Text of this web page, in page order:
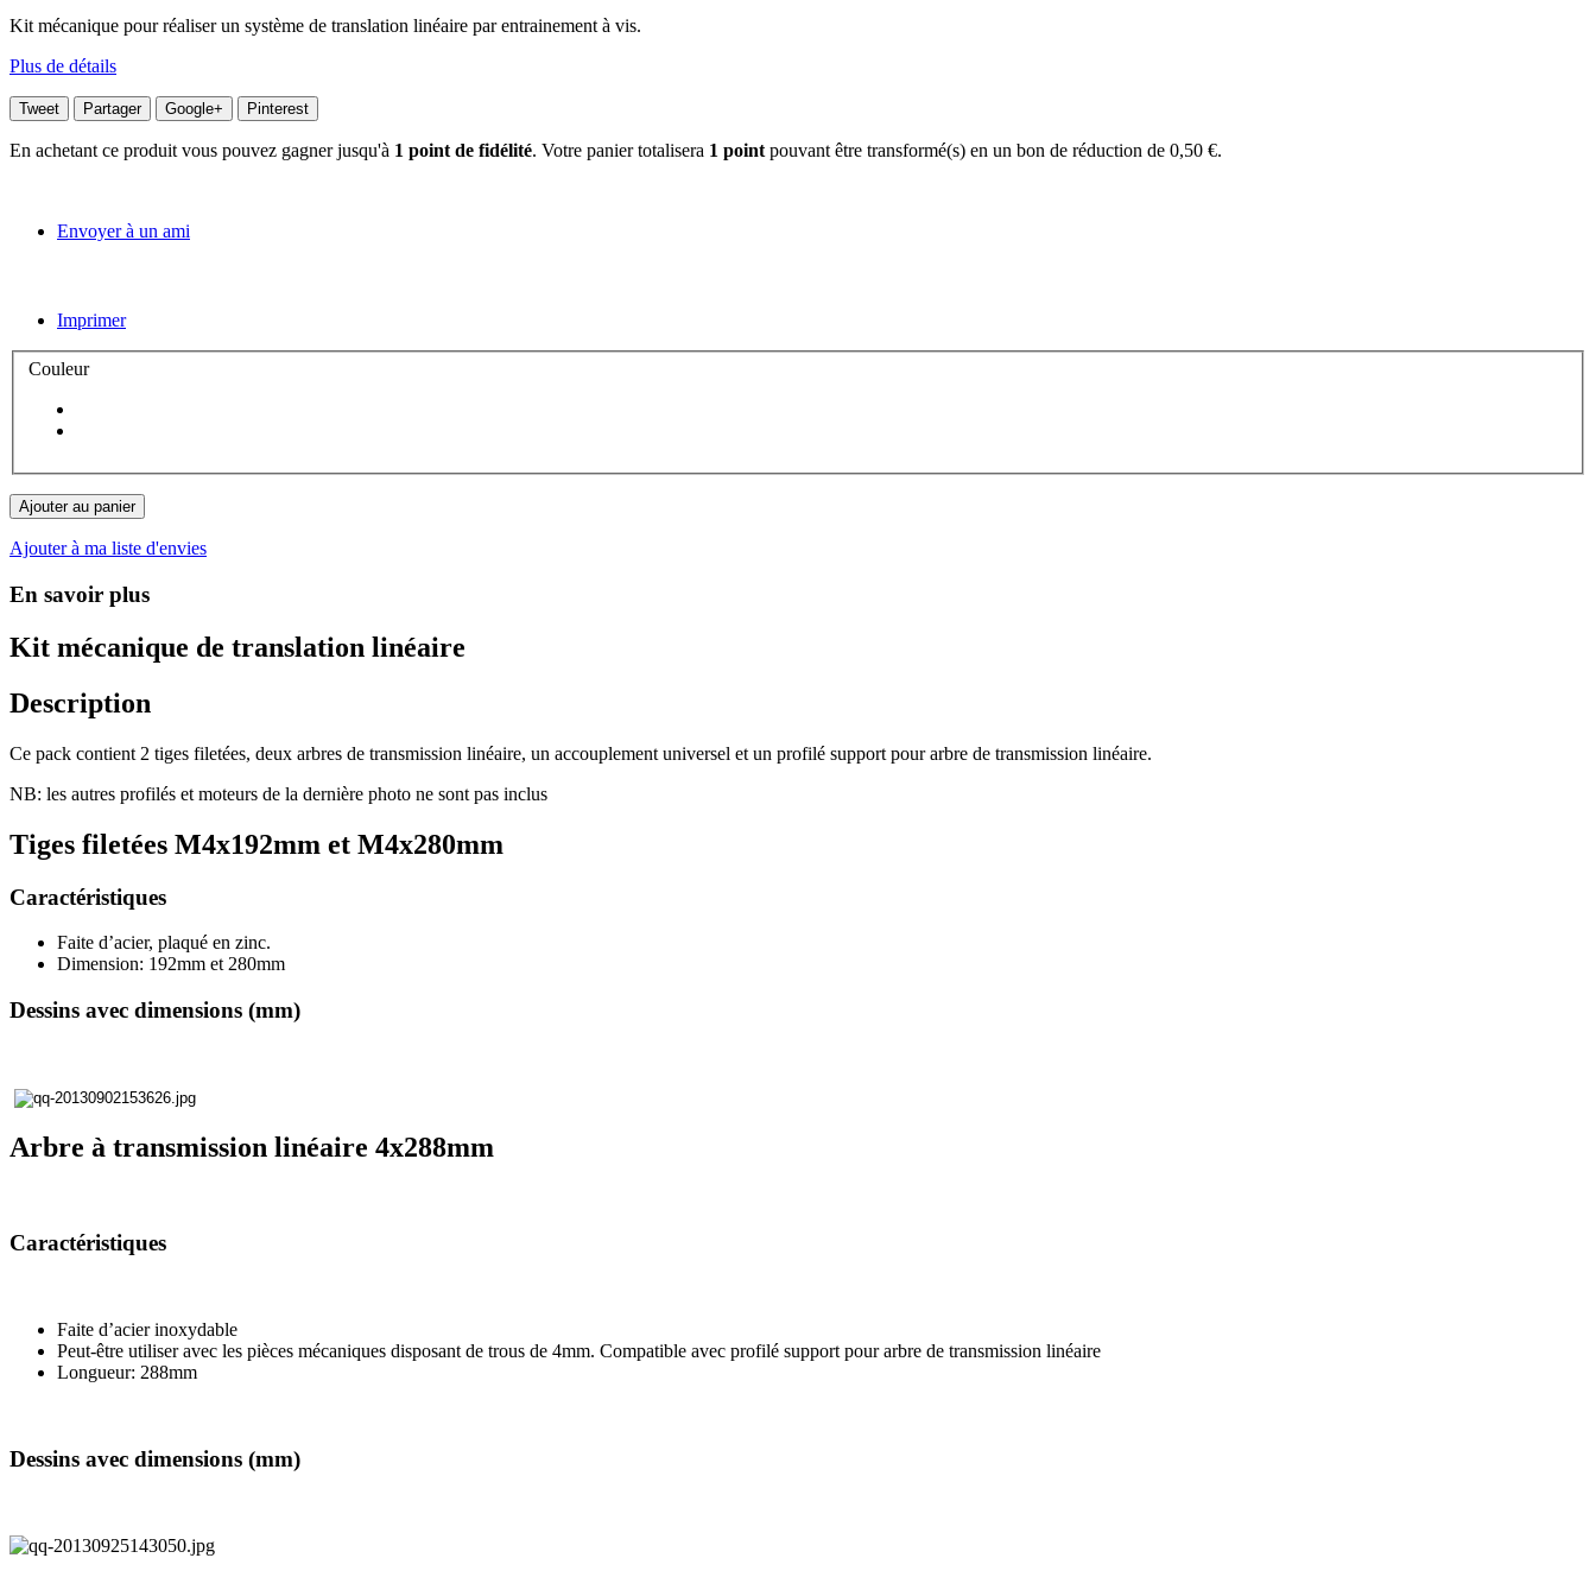
Kit mécanique pour réaliser un système de translation linéaire par entrainement à vis.
Plus de détails
Tweet Partager Google+ Pinterest
En achetant ce produit vous pouvez gagner jusqu'à 1 point de fidélité. Votre panier totalisera 1 point pouvant être transformé(s) en un bon de réduction de 0,50 €.
Envoyer à un ami
Imprimer
Couleur
Ajouter au panier
Ajouter à ma liste d'envies
En savoir plus
Kit mécanique de translation linéaire
Description
Ce pack contient 2 tiges filetées, deux arbres de transmission linéaire, un accouplement universel et un profilé support pour arbre de transmission linéaire.
NB: les autres profilés et moteurs de la dernière photo ne sont pas inclus
Tiges filetées M4x192mm et M4x280mm
Caractéristiques
Faite d’acier, plaqué en zinc.
Dimension: 192mm et 280mm
Dessins avec dimensions (mm)
Arbre à transmission linéaire 4x288mm
Caractéristiques
Faite d’acier inoxydable
Peut-être utiliser avec les pièces mécaniques disposant de trous de 4mm. Compatible avec profilé support pour arbre de transmission linéaire
Longueur: 288mm
Dessins avec dimensions (mm)